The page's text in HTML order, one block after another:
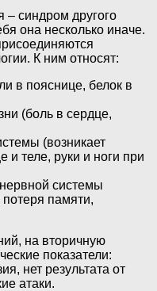
– синдром другого
она несколько иначе.
К ним относят:
в пояснице, белок в
(боль в сердце,
(возникает
и теле, руки и ноги при
системы
памяти,
на вторичную
показатели:
нет результата от
атаки.